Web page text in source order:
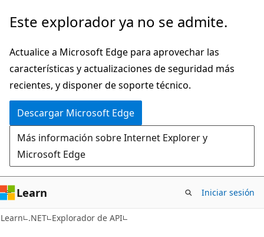
Ir
contenido
principal
Ir
la
navegación
en
la
página
Este explorador ya no se admite.
Actualice a Microsoft Edge para aprovechar las
características y actualizaciones de seguridad más
recientes, y disponer de soporte técnico.
Descargar Microsoft Edge
Más información sobre Internet Explorer y
Microsoft Edge
Learn Iniciar sesión
Learn .NET Explorador de API